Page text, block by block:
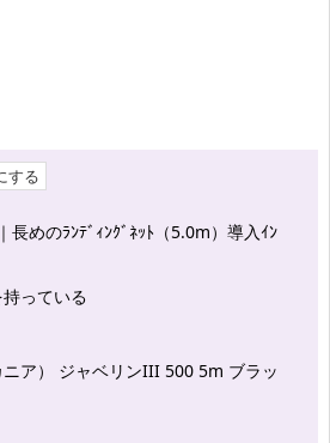
長めのﾗﾝﾃﾞｨﾝｸﾞﾈｯﾄ（5.0m）導入ｲﾝ
っている
ア） ジャベリンIII 500 5m ブラッ